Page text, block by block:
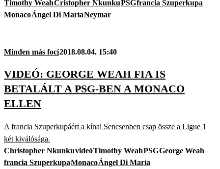
Timothy WeahCristopher NkunkuPSGfrancia Szuperkupa
MonacoÁngel Di MaríaNeymar
Minden más foci2018.08.04. 15:40
VIDEÓ: GEORGE WEAH FIA IS
BETALÁLT A PSG-BEN A MONACO
ELLEN
A francia Szuperkupáért a kínai Sencsenben csap össze a Ligue 1
két kiválósága.
Christopher NkunkuvideóTimothy WeahPSGGeorge Weah
francia SzuperkupaMonacoÁngel Di María